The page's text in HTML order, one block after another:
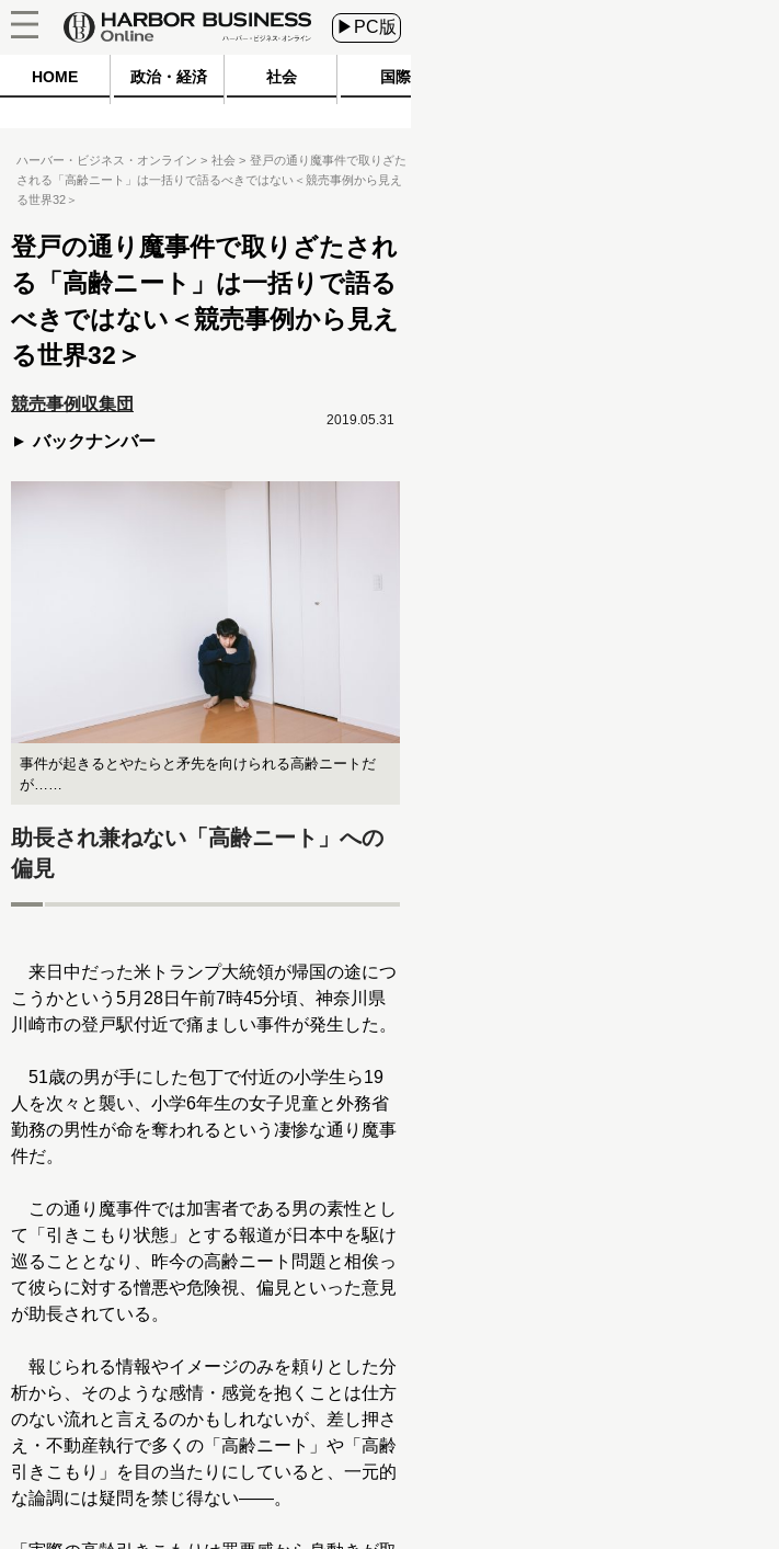
▶PC版
HOME 政治・経済 社会 国際
ハーバー・ビジネス・オンライン 社会
登戸の通り魔事件で取りざた
される「高齢ニート」は一括りで語るべきではない＜競売事例から見え
る世界32＞
登戸の通り魔事件で取りざたされ
る「高齢ニート」は一括りで語る
べきではない＜競売事例から見え
る世界32＞
競売事例収集団
バックナンバー
2019.05.31
事件が起きるとやたらと矛先を向けられる高齢ニートだ
が……
助長され兼ねない「高齢ニート」への
偏見
来日中だった米トランプ大統領が帰国の途につ
こうかという5月28日午前7時45分頃、神奈川県
川崎市の登戸駅付近で痛ましい事件が発生した。
51歳の男が手にした包丁で付近の小学生ら19
人を次々と襲い、小学6年生の女子児童と外務省
勤務の男性が命を奪われるという凄惨な通り魔事
件だ。
この通り魔事件では加害者である男の素性とし
て「引きこもり状態」とする報道が日本中を駆け
巡ることとなり、昨今の高齢ニート問題と相俟っ
て彼らに対する憎悪や危険視、偏見といった意見
が助長されている。
報じられる情報やイメージのみを頼りとした分
析から、そのような感情・感覚を抱くことは仕方
のない流れと言えるのかもしれないが、差し押さ
え・不動産執行で多くの「高齢ニート」や「高齢
引きこもり」を目の当たりにしていると、一元的
な論調には疑問を禁じ得ない――。